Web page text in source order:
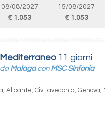
08/08/2027
€ 1.053
15/08/2027
€ 1.053
Mediterraneo 11 giorni
da Malagacon MSC Sinfonia
Alicante, Civitavecchia,